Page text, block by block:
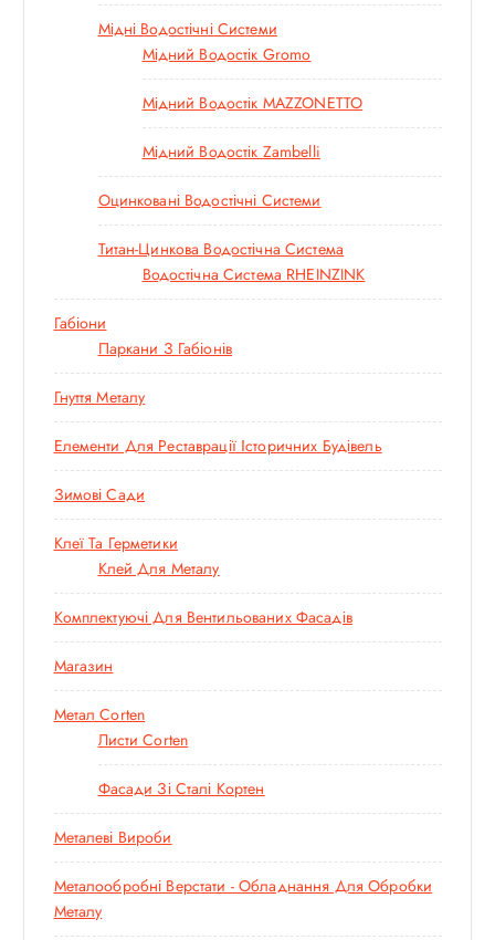
Мідні Водостічні Системи
Мідний Водостік Gromo
Мідний Водостік MAZZONETTO
Мідний Водостік Zambelli
Оцинковані Водостічні Системи
Титан-Цинкова Водостічна Система
Водостічна Система RHEINZINK
Габіони
Паркани З Габіонів
Гнуття Металу
Елементи Для Реставрації Історичних Будівель
Зимові Сади
Клеї Та Герметики
Клей Для Металу
Комплектуючі Для Вентильованих Фасадів
Магазин
Метал Corten
Листи Corten
Фасади Зі Сталі Кортен
Металеві Вироби
Металообробні Верстати - Обладнання Для Обробки
Металу